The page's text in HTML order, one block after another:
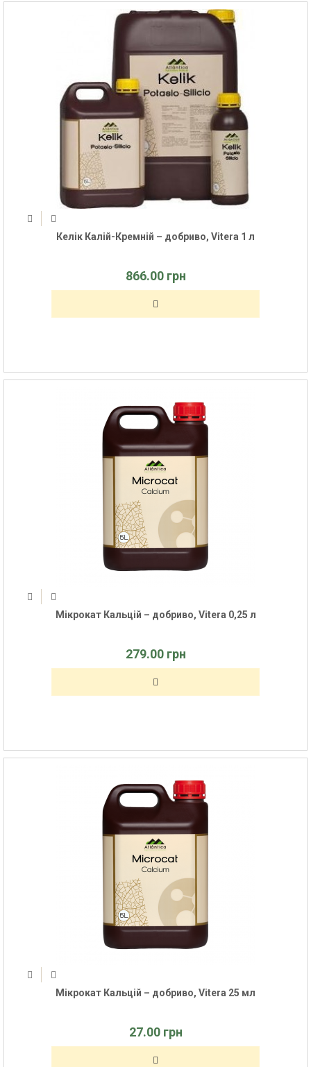
Келік Калій-Кремній – добриво, Vitera 1 л
866.00 грн
Мікрокат Кальцій – добриво, Vitera 0,25 л
279.00 грн
Мікрокат Кальцій – добриво, Vitera 25 мл
27.00 грн